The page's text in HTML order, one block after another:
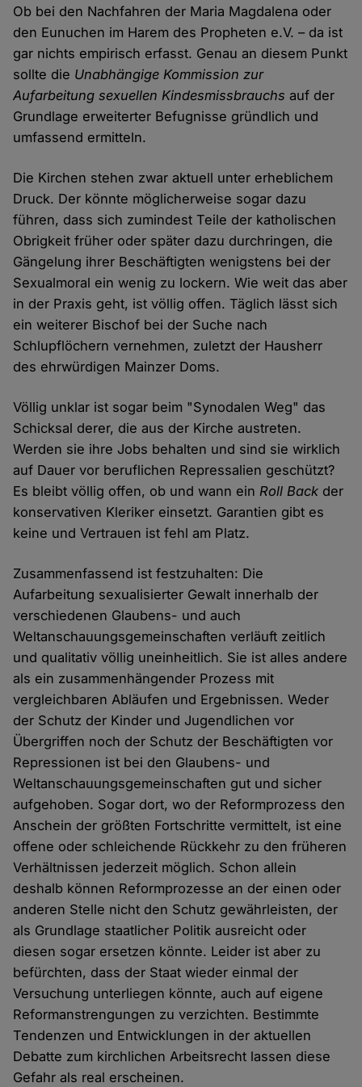
Ob bei den Nachfahren der Maria Magdalena oder
den Eunuchen im Harem des Propheten e.V. – da ist
gar nichts empirisch erfasst. Genau an diesem Punkt
sollte die Unabhängige Kommission zur
Aufarbeitung sexuellen Kindesmissbrauchs auf der
Grundlage erweiterter Befugnisse gründlich und
umfassend ermitteln.
Die Kirchen stehen zwar aktuell unter erheblichem
Druck. Der könnte möglicherweise sogar dazu
führen, dass sich zumindest Teile der katholischen
Obrigkeit früher oder später dazu durchringen, die
Gängelung ihrer Beschäftigten wenigstens bei der
Sexualmoral ein wenig zu lockern. Wie weit das aber
in der Praxis geht, ist völlig offen. Täglich lässt sich
ein weiterer Bischof bei der Suche nach
Schlupflöchern vernehmen, zuletzt der Hausherr
des ehrwürdigen Mainzer Doms.
Völlig unklar ist sogar beim "Synodalen Weg" das
Schicksal derer, die aus der Kirche austreten.
Werden sie ihre Jobs behalten und sind sie wirklich
auf Dauer vor beruflichen Repressalien geschützt?
Es bleibt völlig offen, ob und wann einRoll Back der
konservativen Kleriker einsetzt. Garantien gibt es
keine und Vertrauen ist fehl am Platz.
Zusammenfassend ist festzuhalten: Die
Aufarbeitung sexualisierter Gewalt innerhalb der
verschiedenen Glaubens- und auch
Weltanschauungsgemeinschaften verläuft zeitlich
und qualitativ völlig uneinheitlich. Sie ist alles andere
als ein zusammenhängender Prozess mit
vergleichbaren Abläufen und Ergebnissen. Weder
der Schutz der Kinder und Jugendlichen vor
Übergriffen noch der Schutz der Beschäftigten vor
Repressionen ist bei den Glaubens- und
Weltanschauungsgemeinschaften gut und sicher
aufgehoben. Sogar dort, wo der Reformprozess den
Anschein der größten Fortschritte vermittelt, ist eine
offene oder schleichende Rückkehr zu den früheren
Verhältnissen jederzeit möglich. Schon allein
deshalb können Reformprozesse an der einen oder
anderen Stelle nicht den Schutz gewährleisten, der
als Grundlage staatlicher Politik ausreicht oder
diesen sogar ersetzen könnte. Leider ist aber zu
befürchten, dass der Staat wieder einmal der
Versuchung unterliegen könnte, auch auf eigene
Reformanstrengungen zu verzichten. Bestimmte
Tendenzen und Entwicklungen in der aktuellen
Debatte zum kirchlichen Arbeitsrecht lassen diese
Gefahr als real erscheinen.